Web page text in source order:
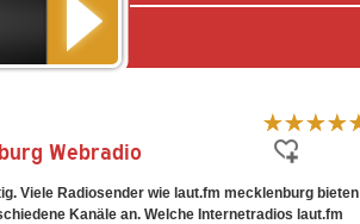
Webradio
Viele Radiosender wie laut.fm mecklenburg bieten
Kanäle an. Welche Internetradios laut.fm